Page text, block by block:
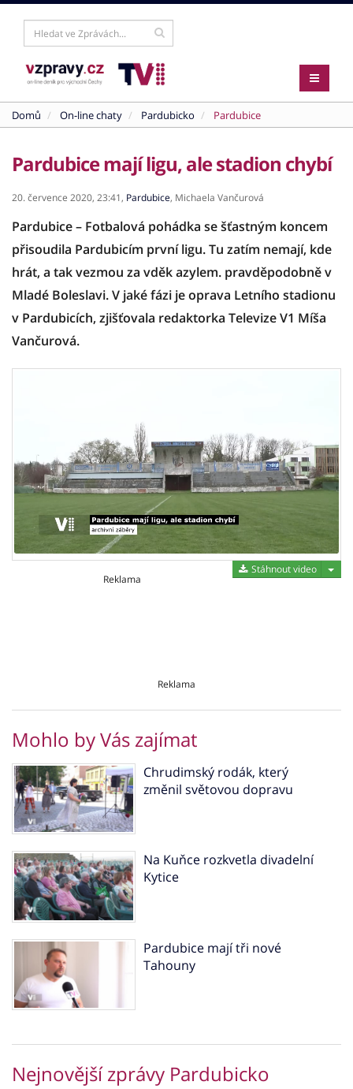
Domů On-line chaty Pardubicko Pardubice
Pardubice mají ligu, ale stadion chybí
20. července 2020, 23:41, Pardubice, Michaela Vančurová
Pardubice – Fotbalová pohádka se šťastným koncem
přisoudila Pardubicím první ligu. Tu zatím nemají, kde
hrát, a tak vezmou za vděk azylem. pravděpodobně v
Mladé Boleslavi. V jaké fázi je oprava Letního stadionu
v Pardubicích, zjišťovala redaktorka Televize V1 Míša
Vančurová.
Stáhnout video
Reklama
Reklama
Mohlo by Vás zajímat
Chrudimský rodák, který
změnil světovou dopravu
Na Kuňce rozkvetla divadelní
Kytice
Pardubice mají tři nové
Tahouny
Nejnovější zprávy Pardubicko